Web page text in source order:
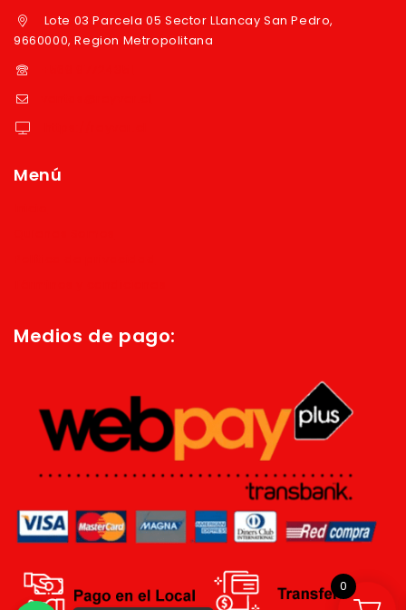
Lote 03 Parcela 05 Sector LLancay San Pedro,
9660000, Region Metropolitana
Menú
Medios de pago:
0